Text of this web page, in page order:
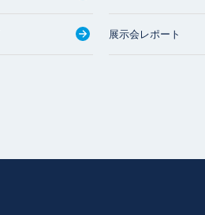
展示会レポート